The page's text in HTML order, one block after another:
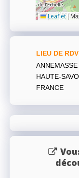
Leaflet |
LIEU DE RDV
ANNEMASSE
HAUTE-
FRANCE